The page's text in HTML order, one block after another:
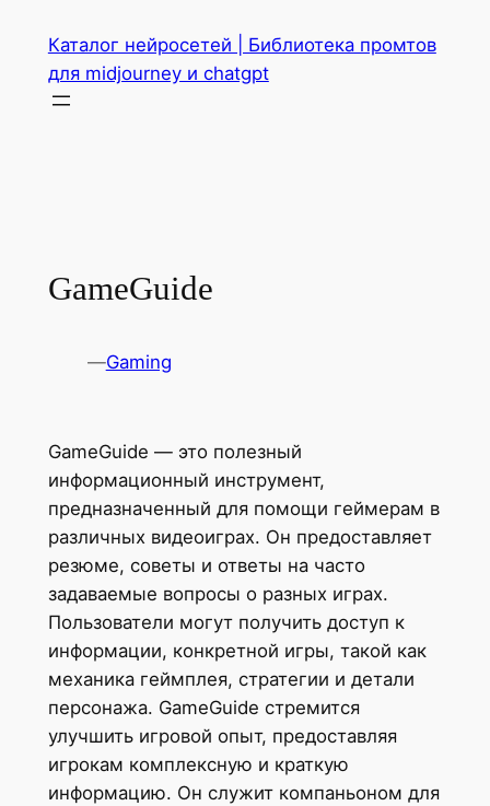
содержимому
Каталог нейросетей | Библиотека промтов
для midjourney и chatgpt
GameGuide
—Gaming
GameGuide — это полезный
информационный инструмент,
предназначенный для помощи геймерам в
различных видеоиграх. Он предоставляет
резюме, советы и ответы на часто
задаваемые вопросы о разных играх.
Пользователи могут получить доступ к
информации, конкретной игры, такой как
механика геймплея, стратегии и детали
персонажа. GameGuide стремится
улучшить игровой опыт, предоставляя
игрокам комплексную и краткую
информацию. Он служит компаньоном для